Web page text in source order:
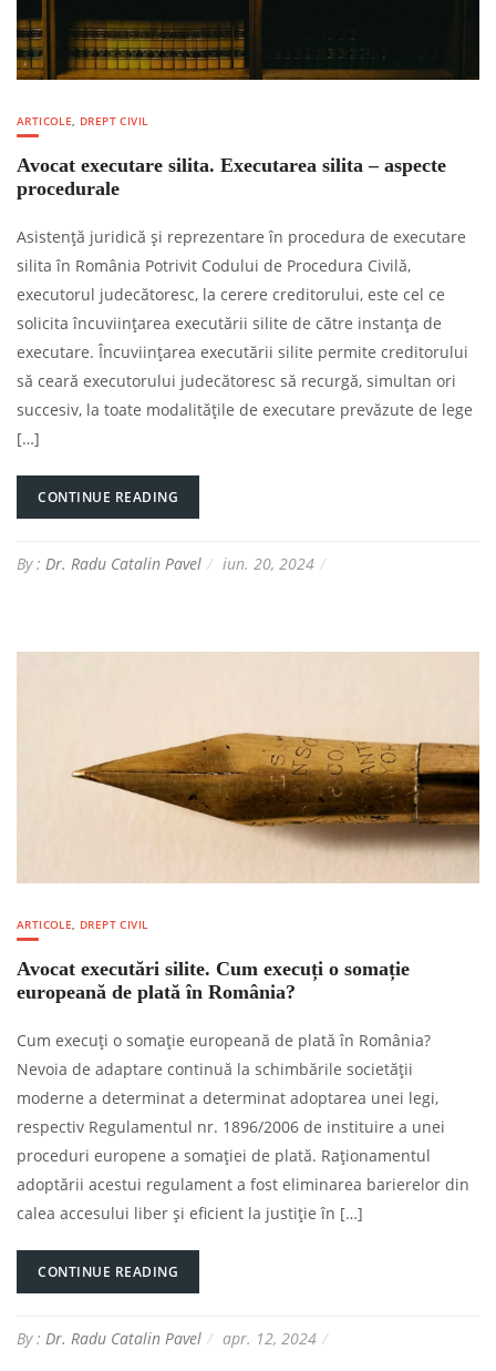
ARTICOLE, DREPT CIVIL
Avocat executare silita. Executarea silita – aspecte
procedurale
Asistență juridică și reprezentare în procedura de executare
silita în România Potrivit Codului de Procedura Civilă,
executorul judecătoresc, la cerere creditorului, este cel ce
solicita încuviințarea executării silite de către instanța de
executare. Încuviințarea executării silite permite creditorului
să ceară executorului judecătoresc să recurgă, simultan ori
succesiv, la toate modalitățile de executare prevăzute de lege
[…]
CONTINUE READING
By : Dr. Radu Catalin Pavel iun. 20, 2024
ARTICOLE, DREPT CIVIL
Avocat executări silite. Cum execuți o somație
europeană de plată în România?
Cum execuți o somație europeană de plată în România?
Nevoia de adaptare continuă la schimbările societății
moderne a determinat a determinat adoptarea unei legi,
respectiv Regulamentul nr. 1896/2006 de instituire a unei
proceduri europene a somaţiei de plată. Raționamentul
adoptării acestui regulament a fost eliminarea barierelor din
calea accesului liber și eficient la justiție în […]
CONTINUE READING
By : Dr. Radu Catalin Pavel apr. 12, 2024